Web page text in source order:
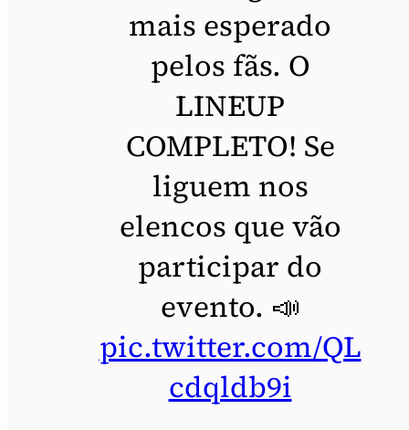
mais esperado
pelos fãs. O
LINEUP
COMPLETO! Se
liguem nos
elencos que vão
participar do
evento. 📣
pic.twitter.com/QL
cdqldb9i